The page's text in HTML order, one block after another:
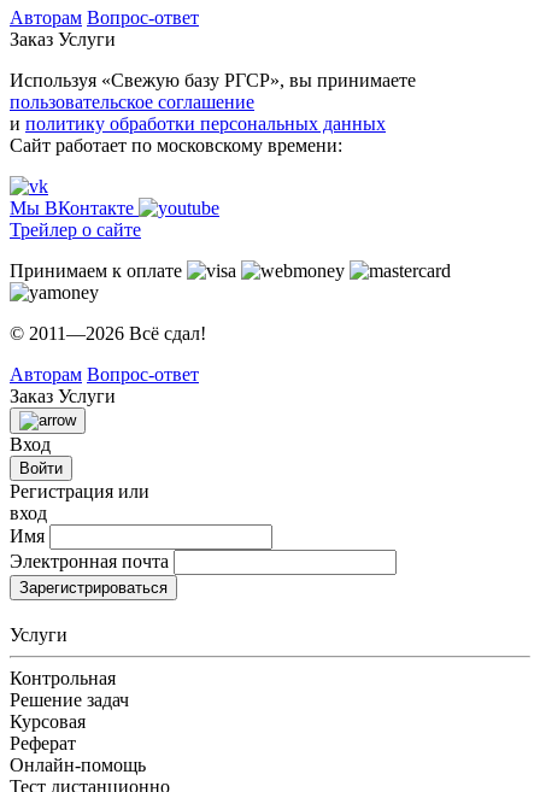
Авторам Вопрос-ответ
Заказ Услуги
Используя «Свежую базу РГСР», вы принимаете
пользовательское соглашение
и политику обработки персональных данных
Сайт работает по московскому времени:
Мы ВКонтакте
Трейлер о сайте
Принимаем к оплате
© 2011—2026 Всё сдал!
Авторам Вопрос-ответ
Заказ Услуги
Вход
Войти
Регистрация или
вход
Имя
Электронная почта
Зарегистрироваться
Услуги
Контрольная
Решение задач
Курсовая
Реферат
Онлайн-помощь
Тест дистанционно